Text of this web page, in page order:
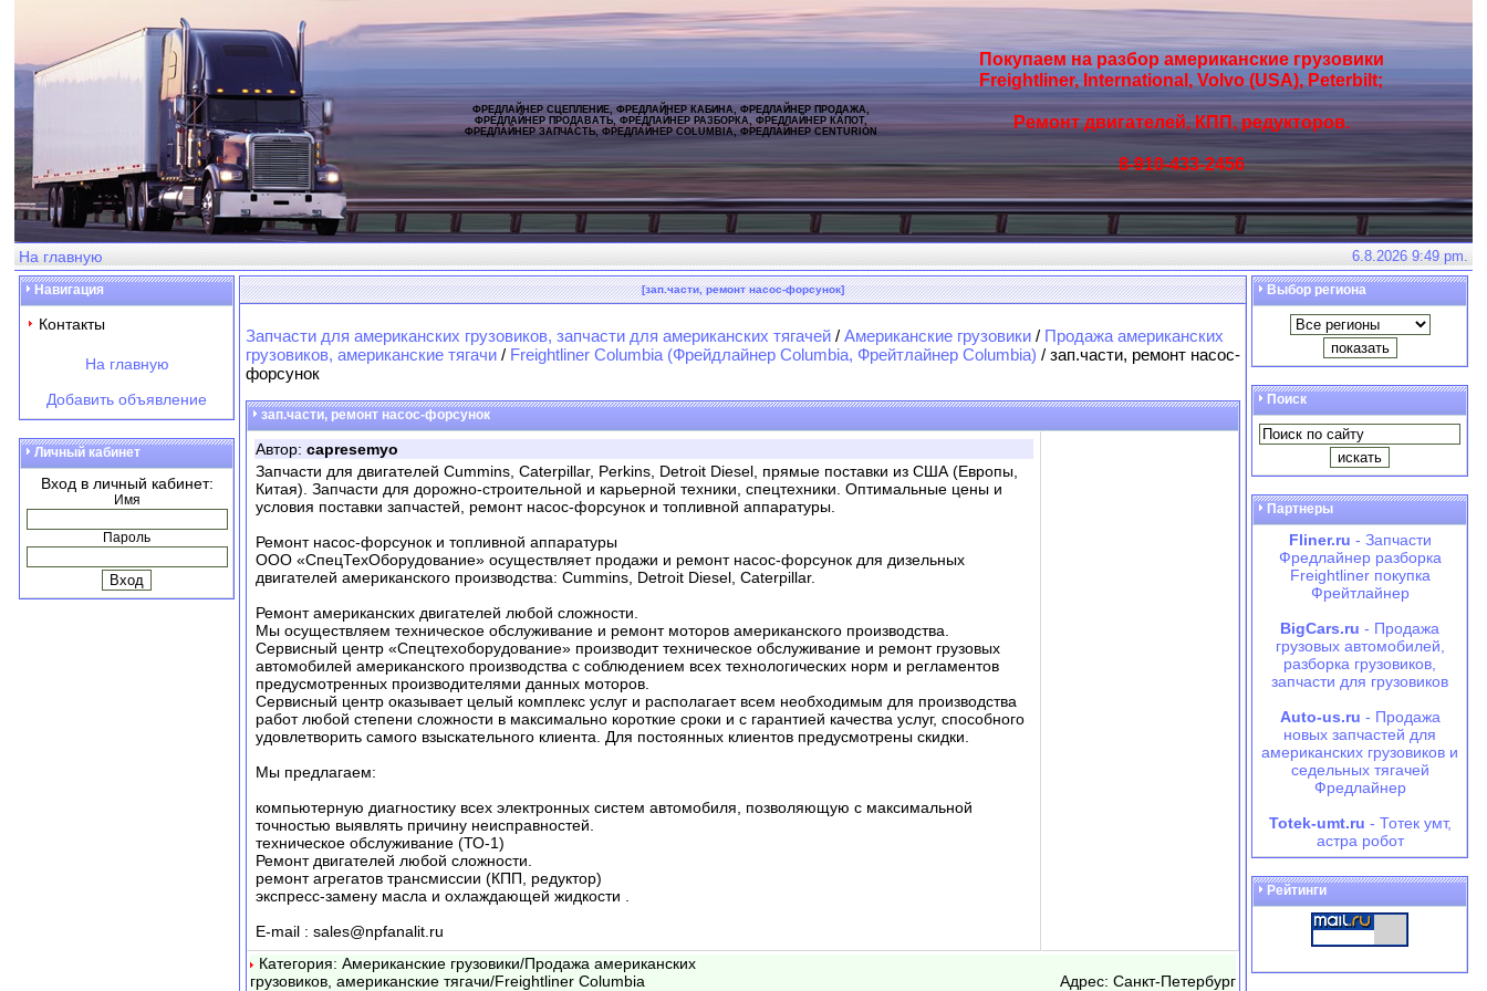
ФРЕДЛАЙНЕР СЦЕПЛЕНИЕ, ФРЕДЛАЙНЕР КАБИНА, ФРЕДЛАЙНЕР ПРОДАЖА,
ФРЕДЛАЙНЕР ПРОДАВАТЬ, ФРЕДЛАЙНЕР РАЗБОРКА, ФРЕДЛАЙНЕР КАПОТ,
ФРЕДЛАЙНЕР ЗАПЧАСТЬ, ФРЕДЛАЙНЕР COLUMBIA, ФРЕДЛАЙНЕР CENTURION
Покупаем на разбор американские грузовики
Freightliner, International, Volvo (USA), Peterbilt;
Ремонт двигателей, КПП, редукторов.
8-910-433-2456
На главную 6.8.2026 9:49 pm.
Навигация
Контакты
На главную
Добавить объявление
Личный кабинет
Вход в личный кабинет:
Имя
Пароль
[зап.части, ремонт насос-форсунок]
Запчасти для американских грузовиков, запчасти для американских тягачей / Американские грузовики / Продажа американских
грузовиков, американские тягачи / Freightliner Columbia (Фрейдлайнер Columbia, Фрейтлайнер Columbia) / зап.части, ремонт насос-
форсунок
зап.части, ремонт насос-форсунок
Автор: capresemyo
Запчасти для двигателей Cummins, Caterpillar, Perkins, Detroit Diesel, прямые поставки из США (Европы,
Китая). Запчасти для дорожно-строительной и карьерной техники, спецтехники. Оптимальные цены и
условия поставки запчастей, ремонт насос-форсунок и топливной аппаратуры.
Ремонт насос-форсунок и топливной аппаратуры
ООО «СпецТехОборудование» осуществляет продажи и ремонт насос-форсунок для дизельных
двигателей американского производства: Сummins, Detroit Diesel, Caterpillar.
Ремонт американских двигателей любой сложности.
Мы осуществляем техническое обслуживание и ремонт моторов американского производства.
Сервисный центр «Спецтехоборудование» производит техническое обслуживание и ремонт грузовых
автомобилей американского производства с соблюдением всех технологических норм и регламентов
предусмотренных производителями данных моторов.
Сервисный центр оказывает целый комплекс услуг и располагает всем необходимым для производства
работ любой степени сложности в максимально короткие сроки и с гарантией качества услуг, способного
удовлетворить самого взыскательного клиента. Для постоянных клиентов предусмотрены скидки.
Мы предлагаем:
компьютерную диагностику всех электронных систем автомобиля, позволяющую с максимальной
точностью выявлять причину неисправностей.
техническое обслуживание (ТО-1)
Ремонт двигателей любой сложности.
ремонт агрегатов трансмиссии (КПП, редуктор)
экспресс-замену масла и охлаждающей жидкости .
E-mail : sales@npfanalit.ru
Категория: Американские грузовики/Продажа американских
грузовиков, американские тягачи/Freightliner Columbia
Адрес: Санкт-Петербург
Выбор региона
Поиск
Партнеры
Fliner.ru - Запчасти
Фредлайнер разборка
Freightliner покупка
Фрейтлайнер
BigCars.ru - Продажа
грузовых автомобилей,
разборка грузовиков,
запчасти для грузовиков
Auto-us.ru - Продажа
новых запчастей для
американских грузовиков и
седельных тягачей
Фредлайнер
Totek-umt.ru - Тотек умт,
астра робот
Рейтинги